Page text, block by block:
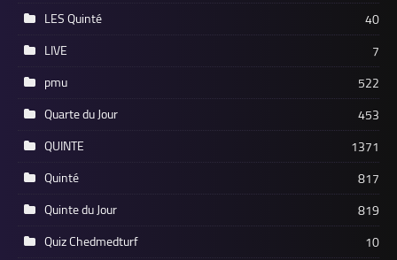
LES Quinté
40
LIVE
7
pmu
522
Quarte du Jour
453
QUINTE
1371
Quinté
817
Quinte du Jour
819
Quiz Chedmedturf
10